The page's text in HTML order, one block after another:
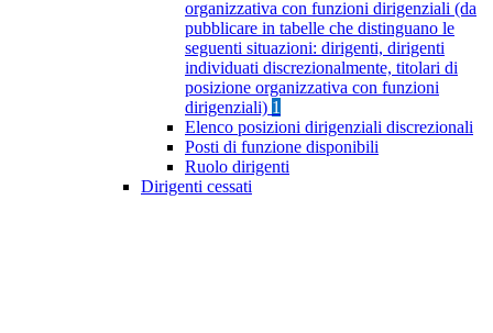
organizzativa con funzioni dirigenziali (da
pubblicare in tabelle che distinguano le
seguenti situazioni: dirigenti, dirigenti
individuati discrezionalmente, titolari di
posizione organizzativa con funzioni
dirigenziali) 1
Elenco posizioni dirigenziali discrezionali
Posti di funzione disponibili
Ruolo dirigenti
Dirigenti cessati